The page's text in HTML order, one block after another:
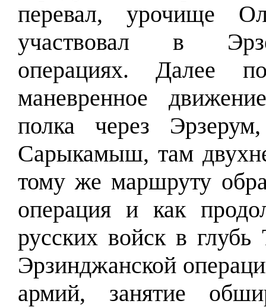
перевал, урочище
участвовал в
операциях. Далее
маневренное
полка через
Сарыкамыш, там
тому же маршруту
операция и как
русских войск в
Эрзинджанской
армий, занятие